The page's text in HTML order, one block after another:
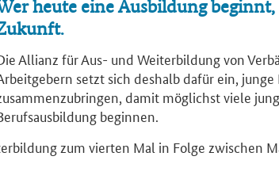
heute eine Ausbildung
Allianz für Aus- und Weiterbildung von
setzt sich deshalb dafür ein,
damit möglichst viele
beginnen.
zum vierten Mal in Folge zwischen